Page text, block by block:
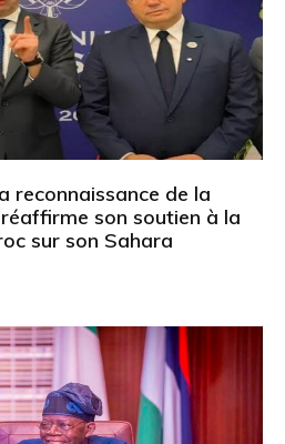
reconnaissance de la
son soutien à la
sur son Sahara